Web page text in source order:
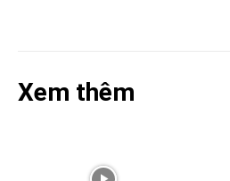
Xem thêm